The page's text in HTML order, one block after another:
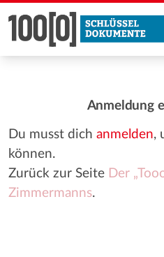
Anmeldung
Du musst dich anmelden,
können.
Zurück zur Seite Der
Zimmermanns.